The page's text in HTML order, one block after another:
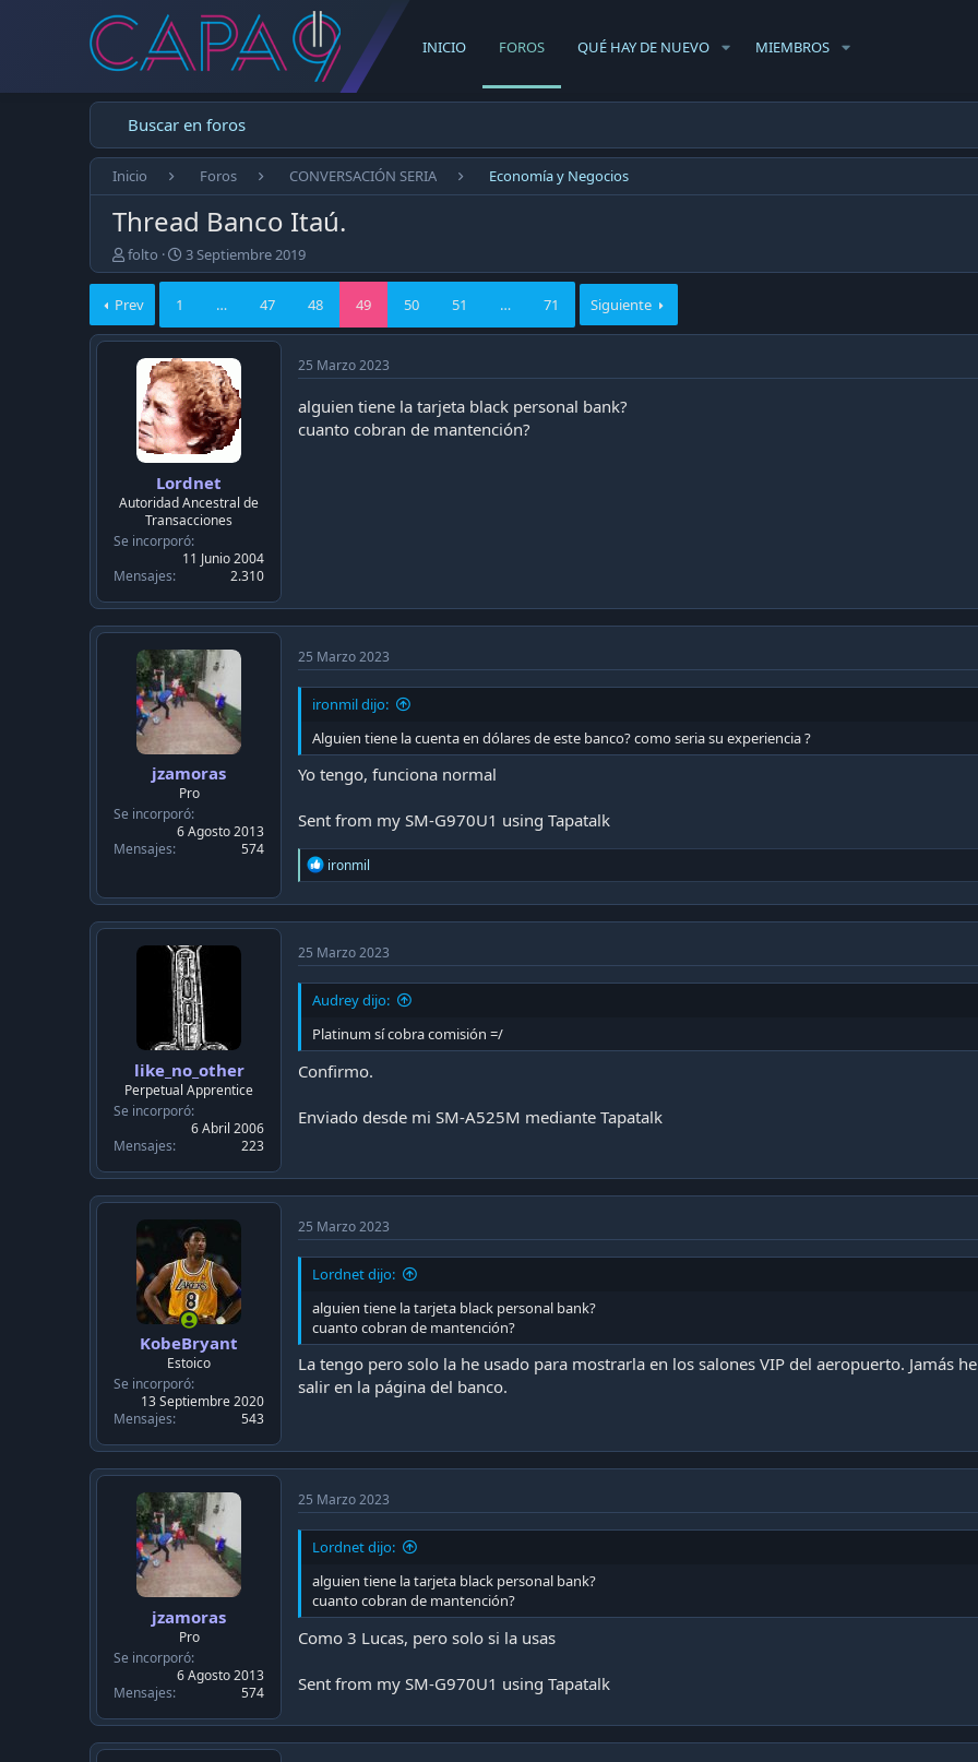
INICIO FOROS QUÉ HAY DE NUEVO MIEMBROS
Buscar en foros
Inicio Foros CONVERSACIÓN SERIA Economía y Negocios
Thread Banco Itaú.
E
m
e
z
m
folto
F
e
a
e
p
u
b
l
i
c
a
c
i
ó
3 Septiembre 2019
Prev 1 … 47 48 49 50 51 … 71 Siguiente
Lordnet
Autoridad Ancestral de
Transacciones
Se incorporó
11 Junio 2004
Mensajes
2.310
25 Marzo 2023
alguien tiene la tarjeta black personal bank?
cuanto cobran de mantención?
jzamoras
Pro
Se incorporó
6 Agosto 2013
Mensajes
574
25 Marzo 2023
ironmil dijo:
Alguien tiene la cuenta en dólares de este banco? como seria su experiencia ?
Yo tengo, funciona normal
Sent from my SM-G970U1 using Tapatalk
R
e
i
o
n
s
ironmil
like_no_other
Perpetual Apprentice
Se incorporó
6 Abril 2006
Mensajes
223
25 Marzo 2023
Audrey dijo:
Platinum sí cobra comisión =/
Confirmo.
Enviado desde mi SM-A525M mediante Tapatalk
KobeBryant
Estoico
Se incorporó
13 Septiembre 2020
Mensajes
543
25 Marzo 2023
Lordnet dijo:
alguien tiene la tarjeta black personal bank?
cuanto cobran de mantención?
La tengo pero solo la he usado para mostrarla en los salones VIP del aeropuerto. Jamás
salir en la página del banco.
jzamoras
Pro
Se incorporó
6 Agosto 2013
Mensajes
574
25 Marzo 2023
Lordnet dijo:
alguien tiene la tarjeta black personal bank?
cuanto cobran de mantención?
Como 3 Lucas, pero solo si la usas
Sent from my SM-G970U1 using Tapatalk